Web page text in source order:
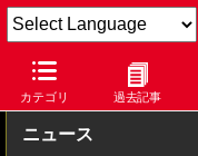
カテゴリ 過去記事
Car Watch 自動車 ト
ニュース